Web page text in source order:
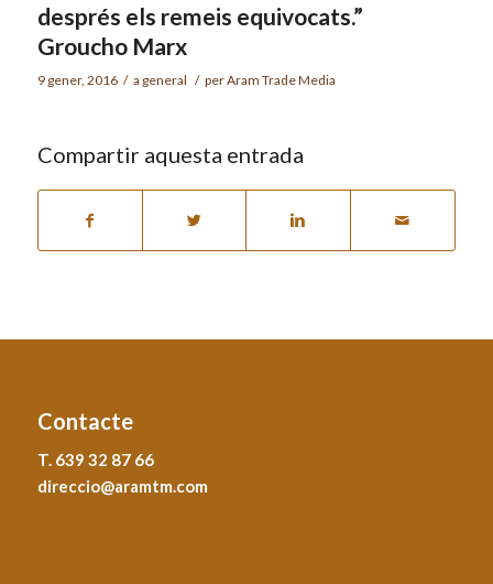
després els remeis equivocats.”
Groucho Marx
9 gener, 2016 / a general / perAram Trade Media
Compartir aquesta entrada
Contacte
T. 639 32 87 66
direccio@aramtm.com